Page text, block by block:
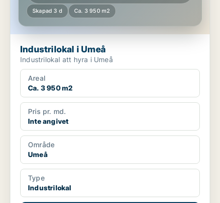
Skapad 3 d Ca. 3 950 m2
Industrilokal i Umeå
Industrilokal att hyra i Umeå
Areal
Ca. 3 950 m2
Pris pr. md.
Inte angivet
Område
Umeå
Type
Industrilokal